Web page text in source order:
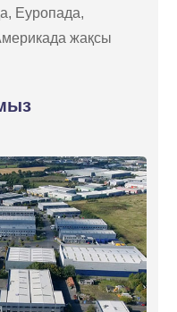
Еуропада,
жақсы